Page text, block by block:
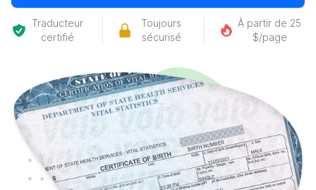
Traducteur
certifié
Toujours
sécurisé
À partir de 25
$/page